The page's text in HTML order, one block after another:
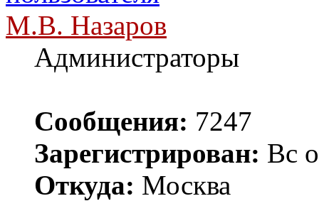
М.В. Назаров
Администраторы
Сообщения: 7247
Зарегистрирован: Вс
Откуда: Москва